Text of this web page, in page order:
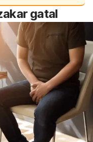
gatal